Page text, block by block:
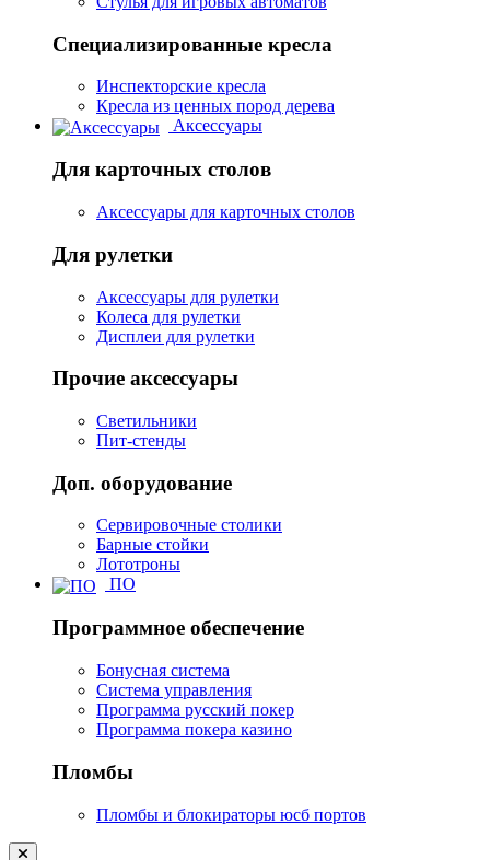
Специализированные кресла
Инспекторские кресла
Кресла из ценных пород дерева
Аксессуары
Для карточных столов
Аксессуары для карточных столов
Для рулетки
Аксессуары для рулетки
Колеса для рулетки
Дисплеи для рулетки
Прочие аксессуары
Светильники
Пит-стенды
Доп. оборудование
Сервировочные столики
Барные стойки
Лототроны
ПО
Программное обеспечение
Бонусная система
Система управления
Программа русский покер
Программа покера казино
Пломбы
Пломбы и блокираторы юсб портов